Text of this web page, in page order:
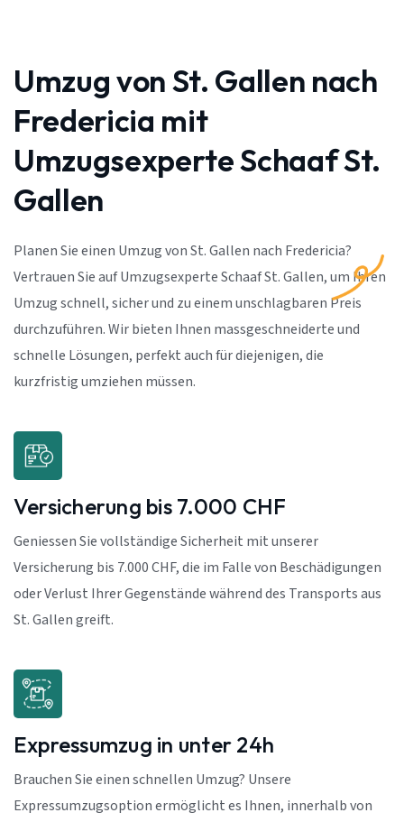
Umzug von St. Gallen nach
Fredericia mit
Umzugsexperte Schaaf St.
Gallen
Planen Sie einen Umzug von St. Gallen nach Fredericia?
Vertrauen Sie auf Umzugsexperte Schaaf St. Gallen, um Ihren
Umzug schnell, sicher und zu einem unschlagbaren Preis
durchzuführen. Wir bieten Ihnen massgeschneiderte und
schnelle Lösungen, perfekt auch für diejenigen, die
kurzfristig umziehen müssen.
Versicherung bis 7.000 CHF
Geniessen Sie vollständige Sicherheit mit unserer
Versicherung bis 7.000 CHF, die im Falle von Beschädigungen
oder Verlust Ihrer Gegenstände während des Transports aus
St. Gallen greift.
Expressumzug in unter 24h
Brauchen Sie einen schnellen Umzug? Unsere
Expressumzugsoption ermöglicht es Ihnen, innerhalb von